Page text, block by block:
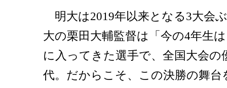
明大は2019年以来となる3大会
大の栗田大輔監督は「今の4年生
に入ってきた選手で、全国大会の
代。だからこそ、この決勝の舞